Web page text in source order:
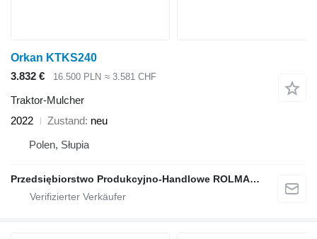
Orkan KTKS240
3.832 €
16.500 PLN ≈ 3.581 CHF
Traktor-Mulcher
2022
Zustand neu
Polen, Słupia
Przedsiębiorstwo Produkcyjno-Handlowe ROLMAPOL Marcin Dziekan